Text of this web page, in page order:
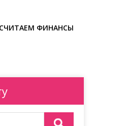
СЧИТАЕМ ФИНАНСЫ